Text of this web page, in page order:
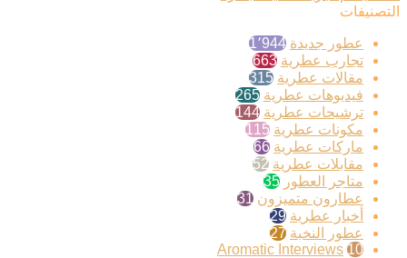
التصنيفات
عطور جديدة 1٬944
تجارب عطرية 663
مقالات عطرية 315
فيديوهات عطرية 265
ترشيحات عطرية 144
مكونات عطرية 115
ماركات عطرية 66
مقابلات عطرية 52
متاجر العطور 35
عطارون متميزون 31
أخبار عطرية 29
عطور النخبة 27
Aromatic Interviews 10